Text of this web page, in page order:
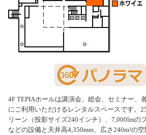
4F TEPIAホールは講演会、総会、セミナー、
にご利用いただけるレンタルスペースです。
リーン（投影サイズ240インチ）、7,000lmの
などの設備と天井高4,350mm、広さ240m²の